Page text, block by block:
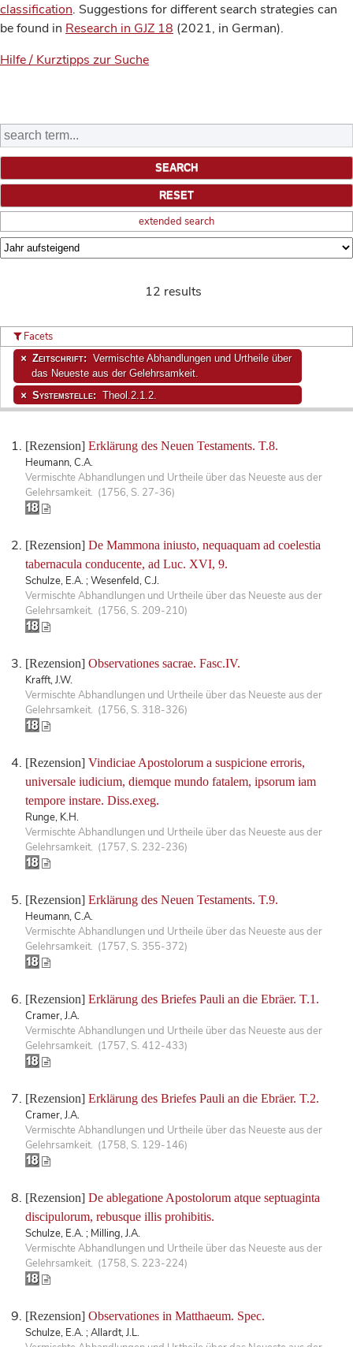
classification. Suggestions for different search strategies can
be found in Research in GJZ 18 (2021, in German).
Hilfe / Kurztipps zur Suche
extended search
12 results
[Rezension] Erklärung des Neuen Testaments. T.8.
Heumann, C.A.
Vermischte Abhandlungen und Urtheile über das Neueste aus der
Gelehrsamkeit. (1756, S. 27-36)
[Rezension] De Mammona iniusto, nequaquam ad coelestia
tabernacula conducente, ad Luc. XVI, 9.
Schulze, E.A. ; Wesenfeld, C.J.
Vermischte Abhandlungen und Urtheile über das Neueste aus der
Gelehrsamkeit. (1756, S. 209-210)
[Rezension] Observationes sacrae. Fasc.IV.
Krafft, J.W.
Vermischte Abhandlungen und Urtheile über das Neueste aus der
Gelehrsamkeit. (1756, S. 318-326)
[Rezension] Vindiciae Apostolorum a suspicione erroris,
universale iudicium, diemque mundo fatalem, ipsorum iam
tempore instare. Diss.exeg.
Runge, K.H.
Vermischte Abhandlungen und Urtheile über das Neueste aus der
Gelehrsamkeit. (1757, S. 232-236)
[Rezension] Erklärung des Neuen Testaments. T.9.
Heumann, C.A.
Vermischte Abhandlungen und Urtheile über das Neueste aus der
Gelehrsamkeit. (1757, S. 355-372)
[Rezension] Erklärung des Briefes Pauli an die Ebräer. T.1.
Cramer, J.A.
Vermischte Abhandlungen und Urtheile über das Neueste aus der
Gelehrsamkeit. (1757, S. 412-433)
[Rezension] Erklärung des Briefes Pauli an die Ebräer. T.2.
Cramer, J.A.
Vermischte Abhandlungen und Urtheile über das Neueste aus der
Gelehrsamkeit. (1758, S. 129-146)
[Rezension] De ablegatione Apostolorum atque septuaginta
discipulorum, rebusque illis prohibitis.
Schulze, E.A. ; Milling, J.A.
Vermischte Abhandlungen und Urtheile über das Neueste aus der
Gelehrsamkeit. (1758, S. 223-224)
[Rezension] Observationes in Matthaeum. Spec.
Schulze, E.A. ; Allardt, J.L.
Facets
Zeitschrift:
Vermischte Abhandlungen und Urtheile über
das Neueste aus der Gelehrsamkeit.
Systemstelle: Theol.2.1.2.